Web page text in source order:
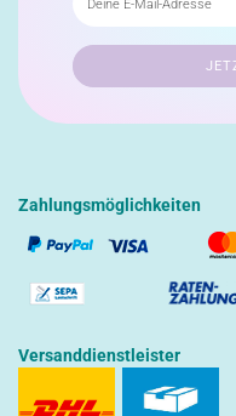
Zahlungsmöglichkeiten
Versanddienstleister